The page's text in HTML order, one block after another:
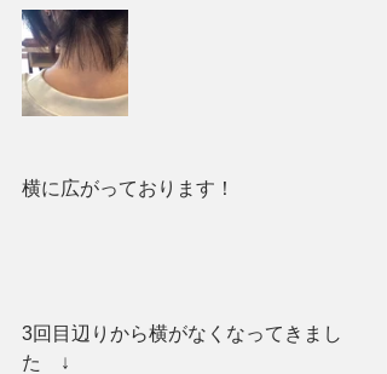
横に広がっております！
3回目辺りから横がなくなってきまし
た　↓